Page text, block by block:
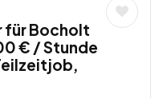
für Bocholt
€ / Stunde